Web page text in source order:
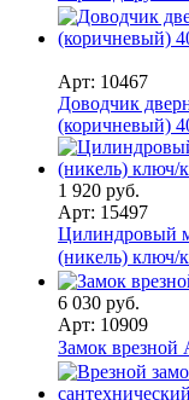
Арт: 10467
Доводчик
(коричневый)
1 920 руб.
Арт: 15497
Цилиндровый
(никель) ключ/
6 030 руб.
Арт: 10909
Замок врезной